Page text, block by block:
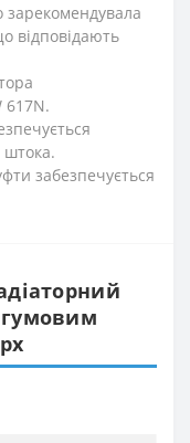
зарекомендувала
відповідають
617N.
штока.
забезпечується
гумовим